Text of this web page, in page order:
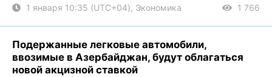
1 января 10:35 (UTC+04), Экономика 1 766
Подержанные легковые автомобили,
ввозимые в Азербайджан, будут облагаться
новой акцизной ставкой